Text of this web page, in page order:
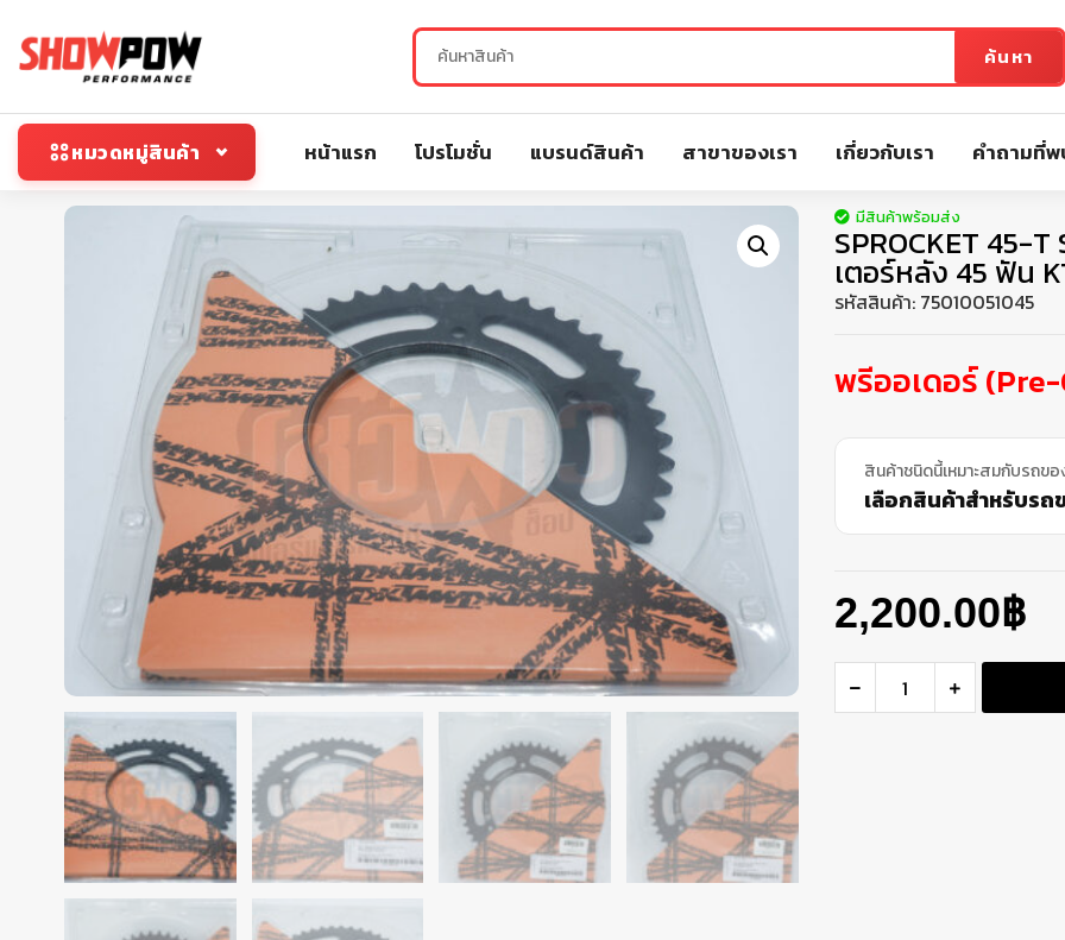
ค้นหา
หมวดหมู่สินค้า หน้าแรก โปรโมชั่น แบรนด์สินค้า สาขาของเรา เกี่ยวกับเรา คำถามที่
มีสินค้าพร้อมส่ง
SPROCKET 45-
เตอร์หลัง 45 ฟัน
รหัสสินค้า: 75010051045
พรีออเดอร์
สินค้าชนิดนี้เหมาะสมกับรถข
เลือกสินค้าสำหรับร
2,200.00฿